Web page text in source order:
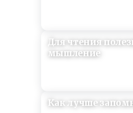
Для чтения
мышление
Как лучше